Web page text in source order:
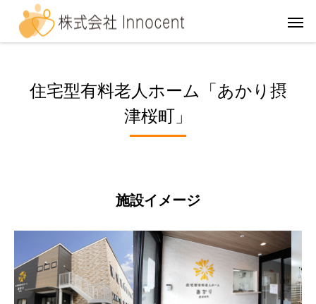
住宅型有料老人ホーム「あかり摂
津桜町」
施設イメージ